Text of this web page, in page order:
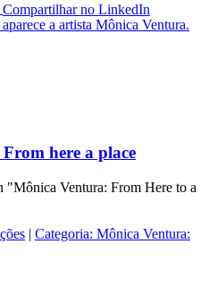
Compartilhar no LinkedIn
here a place
Ventura: From Here to a
| Categoria: Mônica Ventura: